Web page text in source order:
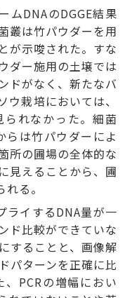
ムDNAのDGGE結果
叢は竹パウダーを用
が示唆された。すな
ダー施用の土壌では
ドがなく、新たなバ
栽培においては、
れなかった。細菌
らは竹パウダーによ
所の圃場の全体的な
見えることから、圃
る。
ライするDNA量が一
ド比較ができていな
することと、画像解
パターンを正確に比
PCRの増幅におい